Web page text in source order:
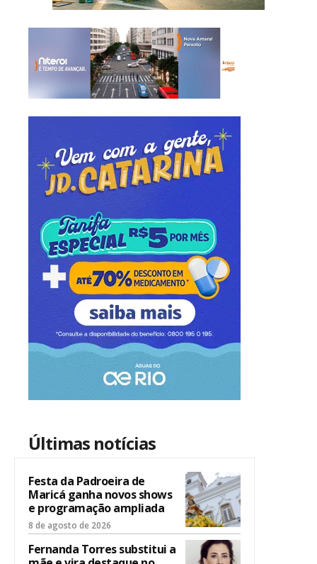
Últimas notícias
Festa da Padroeira de
Maricá ganha novos shows
e programação ampliada
8 de agosto de 2026
Fernanda Torres substitui a